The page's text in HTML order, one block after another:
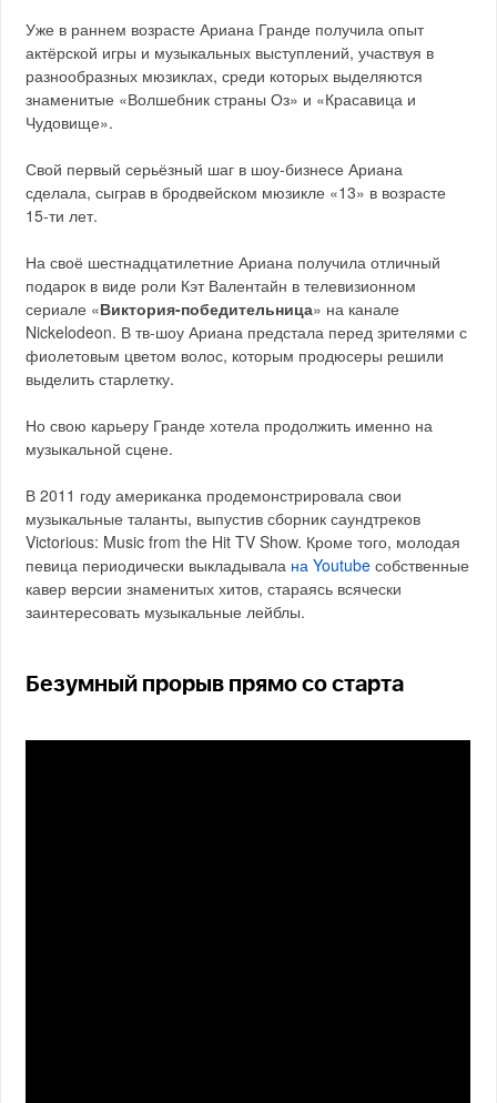
Уже в раннем возрасте Ариана Гранде получила опыт
актёрской игры и музыкальных выступлений, участвуя в
разнообразных мюзиклах, среди которых выделяются
знаменитые «Волшебник страны Оз» и «Красавица и
Чудовище».
Свой первый серьёзный шаг в шоу-бизнесе Ариана
сделала, сыграв в бродвейском мюзикле «13» в возрасте
15-ти лет.
На своё шестнадцатилетние Ариана получила отличный
подарок в виде роли Кэт Валентайн в телевизионном
сериале «Виктория-победительница» на канале
Nickelodeon. В тв-шоу Ариана предстала перед зрителями с
фиолетовым цветом волос, которым продюсеры решили
выделить старлетку.
Но свою карьеру Гранде хотела продолжить именно на
музыкальной сцене.
В 2011 году американка продемонстрировала свои
музыкальные таланты, выпустив сборник саундтреков
Victorious: Music from the Hit TV Show. Кроме того, молодая
певица периодически выкладывала на Youtube собственные
кавер версии знаменитых хитов, стараясь всячески
заинтересовать музыкальные лейблы.
Безумный прорыв прямо со старта